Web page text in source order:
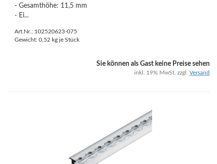
- Gesamthöhe: 11,5 mm
- Ei...
Art.Nr.: 102520623-075
Gewicht: 0,52 kg je Stück
Sie können als Gast keine Preise sehen
inkl. 19% MwSt. zzgl. Versand